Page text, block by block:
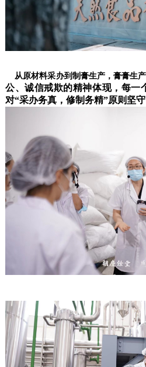
从原材料采办到制膏生产，膏膏生
公、诚信戒欺的精神体现，每一
对“采办务真，修制务精”原则坚守